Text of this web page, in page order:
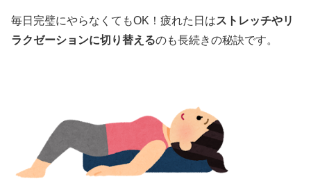
毎日完璧にやらなくてもOK！疲れた日はストレッチやリ
ラクゼーションに切り替えるのも長続きの秘訣です。